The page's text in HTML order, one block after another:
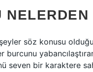
söz konusu
seven bir karaktere